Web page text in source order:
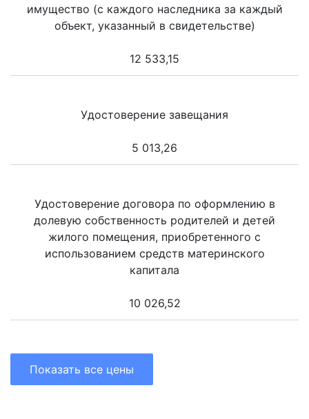
имущество (с каждого наследника за каждый
объект, указанный в свидетельстве)
12 533,15
Удостоверение завещания
5 013,26
Удостоверение договора по оформлению в
долевую собственность родителей и детей
жилого помещения, приобретенного с
использованием средств материнского
капитала
10 026,52
Показать все цены